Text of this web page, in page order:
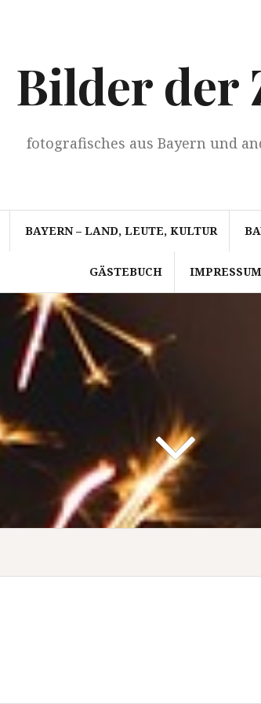
Bilder der
fotografisches aus Bayern und
BAYERN – LAND, LEUTE, KULTUR
GÄSTEBUCH IMPRESSUM